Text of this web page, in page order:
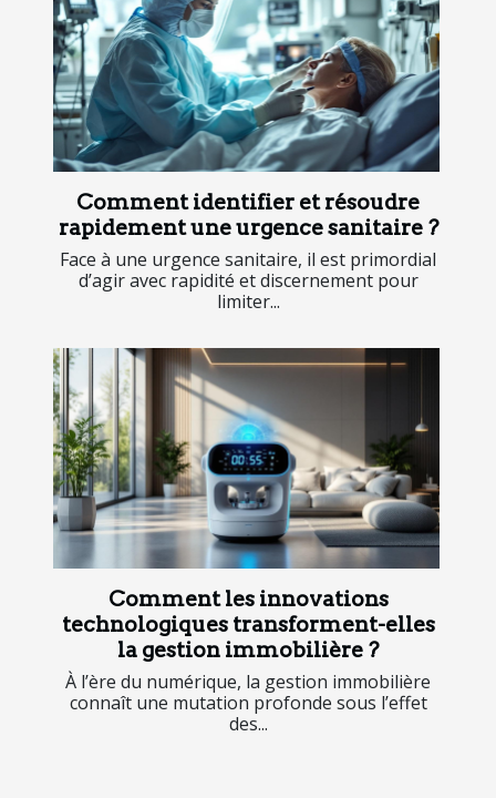
Comment identifier et résoudre
rapidement une urgence sanitaire ?
Face à une urgence sanitaire, il est primordial
d’agir avec rapidité et discernement pour
limiter...
Comment les innovations
technologiques transforment-elles
la gestion immobilière ?
À l’ère du numérique, la gestion immobilière
connaît une mutation profonde sous l’effet
des...